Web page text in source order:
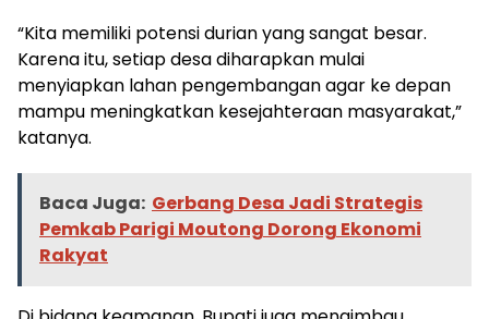
“Kita memiliki potensi durian yang sangat besar.
Karena itu, setiap desa diharapkan mulai
menyiapkan lahan pengembangan agar ke depan
mampu meningkatkan kesejahteraan masyarakat,”
katanya.
Baca Juga: Gerbang Desa Jadi Strategis
Pemkab Parigi Moutong Dorong Ekonomi
Rakyat